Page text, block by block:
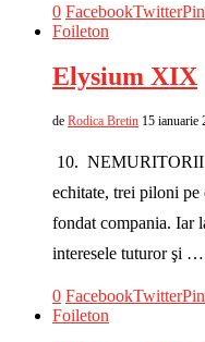
0 FacebookTwitter
Foileton
Elysium XIX
de Rodica Bretin 15 ianuarie
10.
echitate, trei piloni
fondat compania. Iar
interesele tuturor şi …
0 FacebookTwitter
Foileton